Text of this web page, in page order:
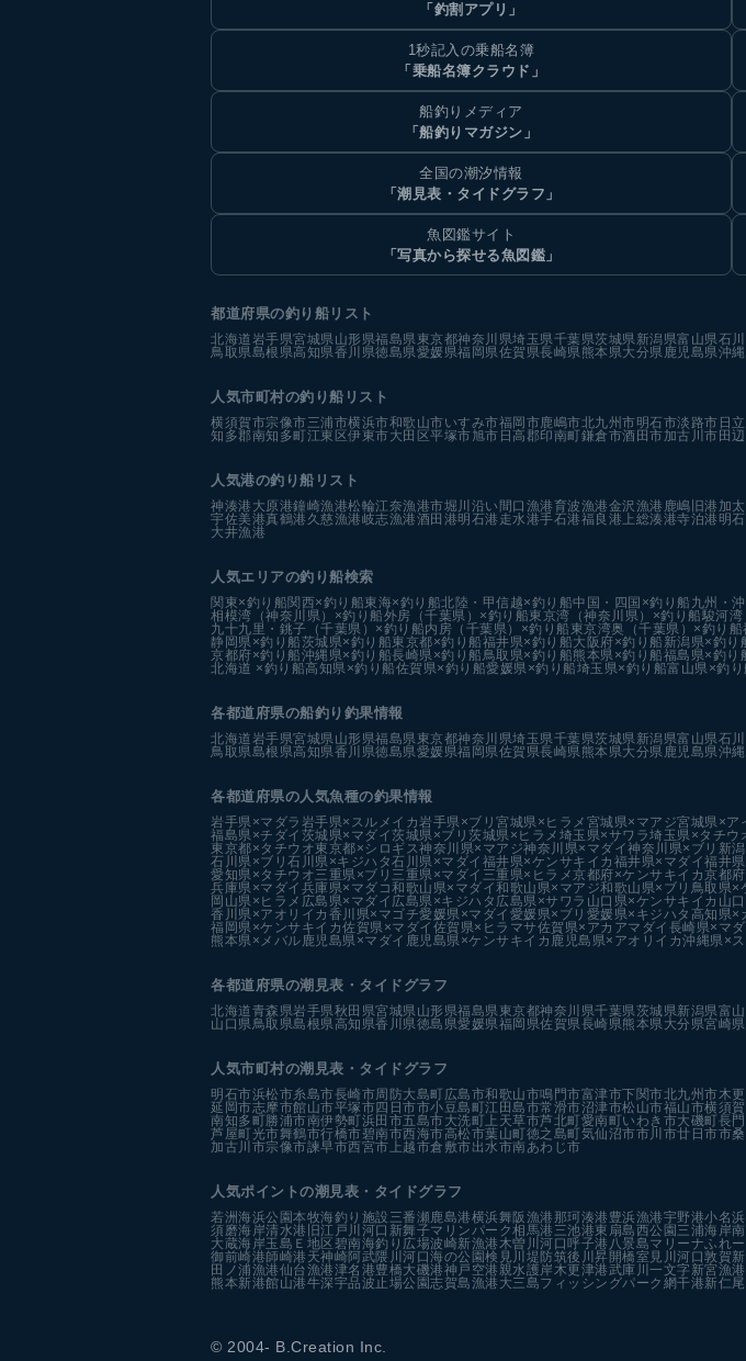
「釣割アプリ」
1秒記入の乗船名簿
「乗船名簿クラウド」
船釣りメディア
「船釣りマガジン」
全国の潮汐情報
「潮見表・タイドグラフ」
魚図鑑サイト
「写真から探せる魚図鑑」
都道府県の釣り船リスト
北海道岩手県宮城県山形県福島県東京都神奈川県埼玉県千葉県茨城県新潟県富山県石
鳥取県島根県高知県香川県徳島県愛媛県福岡県佐賀県長崎県熊本県大分県鹿児島県沖
人気市町村の釣り船リスト
横須賀市宗像市三浦市横浜市和歌山市いすみ市福岡市鹿嶋市北九州市明石市淡路市 日
知多郡南知多町江東区伊東市大田区平塚市旭市 日高郡印南町鎌倉市酒田市加古川市 田
人気港の釣り船リスト
神湊港 大原港鐘崎漁港松輪江奈漁港市堀川沿い 間口漁港育波漁港金沢漁港 鹿嶋旧港 加
宇佐美港真鶴港 久慈漁港岐志漁港酒田港明石港 走水港手石港福良港 上総湊港寺泊港 明
大井漁港
人気エリアの釣り船検索
関東×釣り船関西×釣り船東海×釣り船北陸・甲信越×釣り船中国・四国×釣り船 九州・
相模湾（神奈川県）×釣り船外房（千葉県）×釣り船東京湾（神奈川県）×釣り船駿河湾
九十九里・銚子（千葉県）×釣り船内房（千葉県）×釣り船 東京湾奥（千葉県）×釣り船
静岡県×釣り船茨城県×釣り船東京都×釣り船福井県×釣り船大阪府×釣り船 新潟県×釣り
京都府×釣り船沖縄県×釣り船長崎県×釣り船鳥取県×釣り船熊本県×釣り船福島県×釣り
北海道 ×釣り船高知県×釣り船佐賀県×釣り船愛媛県×釣り船埼玉県×釣り船富山県×釣り
各都道府県の船釣り釣果情報
北海道岩手県宮城県山形県福島県東京都神奈川県埼玉県千葉県茨城県新潟県富山県石
鳥取県島根県高知県香川県徳島県愛媛県福岡県佐賀県長崎県熊本県大分県鹿児島県沖
各都道府県の人気魚種の釣果情報
岩手県×マダラ 岩手県×スルメイカ岩手県×ブリ 宮城県×ヒラメ 宮城県×マアジ宮城県×ア
福島県×チダイ 茨城県×マダイ茨城県×ブリ 茨城県×ヒラメ 埼玉県×サワラ埼玉県×タチウ
東京都×タチウオ東京都×シロギス神奈川県×マアジ神奈川県×マダイ神奈川県×ブリ 新
石川県×ブリ 石川県×キジハタ石川県×マダイ 福井県×ケンサキイカ 福井県×マダイ福井
愛知県×タチウオ三重県×ブリ 三重県×マダイ 三重県×ヒラメ京都府×ケンサキイカ京都
兵庫県×マダイ 兵庫県×マダコ和歌山県×マダイ和歌山県×マアジ和歌山県×ブリ 鳥取県×
岡山県×ヒラメ 広島県×マダイ 広島県×キジハタ 広島県×サワラ 山口県×ケンサキイカ 山
香川県×アオリイカ 香川県×マゴチ愛媛県×マダイ 愛媛県×ブリ 愛媛県×キジハタ 高知県×
福岡県×ケンサキイカ佐賀県×マダイ 佐賀県×ヒラマサ佐賀県×アカアマダイ 長崎県×マダ
熊本県×メバル鹿児島県×マダイ 鹿児島県×ケンサキイカ 鹿児島県×アオリイカ沖縄県×
各都道府県の潮見表 ・タイドグラフ
北海道青森県岩手県秋田県宮城県山形県福島県東京都神奈川県千葉県茨城県新潟県富
山口県鳥取県島根県高知県香川県徳島県愛媛県福岡県佐賀県長崎県熊本県大分県宮崎県
人気市町村の潮見表・タイドグラフ
明石市浜松市糸島市長崎市周防大島町広島市和歌山市鳴門市富津市下関市北九州市木
延岡市志摩市館山市平塚市四日市市小豆島町江田島市常滑市沼津市松山市福山市横須
南知多町勝浦市南伊勢町浜田市五島市大洗町 上天草市芦北町愛南町いわき市大磯町長
芦屋町光市舞鶴市行橋市碧南市西海市高松市葉山町徳之島町気仙沼市市川市廿日市市
加古川市宗像市諫早市西宮市 上越市倉敷市出水市南あわじ市
人気ポイントの潮見表・タイドグラフ
若洲海浜公園本牧海釣り施設 三番瀬鹿島港横浜舞阪漁港 那珂湊港 豊浜漁港宇野港小名
須磨海岸清水港 旧江戸川河口 新舞子マリンパーク相馬港 三池港東扇島西公園 三浦海岸
大蔵海岸玉島Ｅ地区 碧南海釣り広場波崎新漁港木曽川河口 呼子港 八景島マリーナふれ
御前崎港師崎港 天神崎 阿武隈川河口海の公園検見川堤防筑後川昇開橋室見川河口敦賀
田ノ浦漁港仙台漁港津名港豊橋大磯港神戸空港親水護岸木更津港武庫川一文字 新宮漁港
熊本新港館山港牛深宇品波止場公園志賀島漁港 大三島フィッシングパーク 網干港新仁
© 2004- B.Creation Inc.